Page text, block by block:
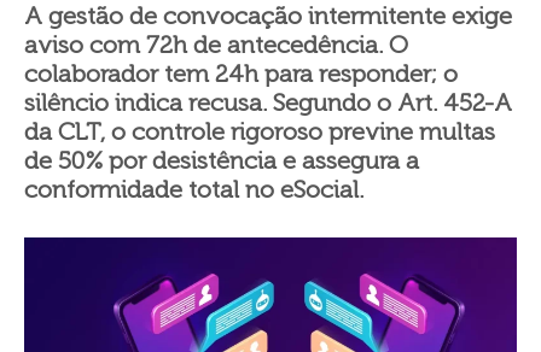
A gestão de convocação intermitente exige
aviso com 72h de antecedência. O
colaborador tem 24h para responder; o
silêncio indica recusa. Segundo o Art. 452-A
da CLT, o controle rigoroso previne multas
de 50% por desistência e assegura a
conformidade total no eSocial.